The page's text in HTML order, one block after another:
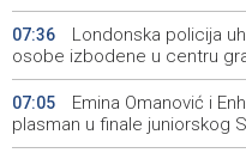
07:36
Londonska policija
osobe izbodene u centru
07:05
Emina Omanović i
plasman u finale juniorskog